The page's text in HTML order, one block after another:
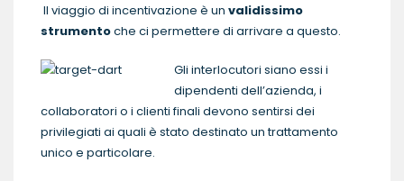
Il viaggio di incentivazione è un validissimo
strumentoche ci permettere di arrivare a questo.
Gli interlocutori siano essi i
dipendenti dell’azienda, i
collaboratori o i clienti finali devono sentirsi dei
privilegiati ai quali è stato destinato un trattamento
unico e particolare.